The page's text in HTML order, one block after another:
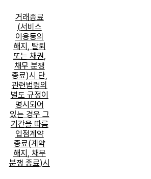
거래종료
(서비스
이용동의
해지, 탈퇴
또는 채권,
채무 분쟁
종료)시 단,
관련법령의
별도 규정이
명시되어
있는 경우 그
기간을 따름
입점계약
종료(계약
해지, 채무
분쟁 종료)시